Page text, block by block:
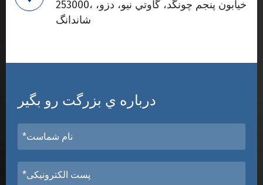
253000، خيابون پنجم چونگد، گاوتي نيو، دزو،
شاندانگ
درباره ي بزرگت رو بگير